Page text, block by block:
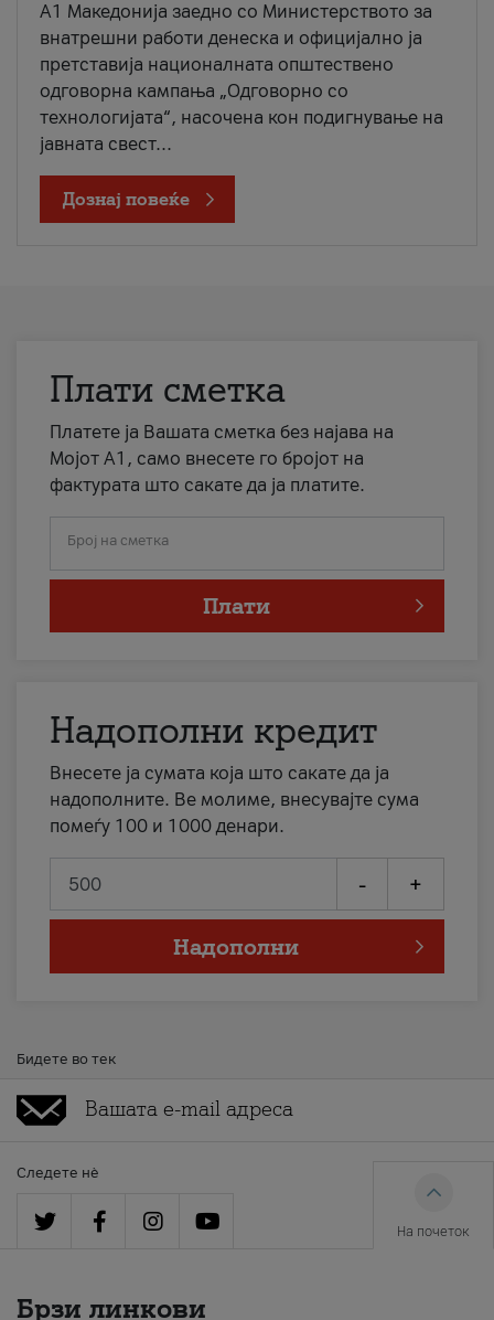
A1 Македонија заедно со Министерството за
внатрешни работи денеска и официјално ја
претставија националната општествено
одговорна кампања „Одговорно со
технологијата“, насочена кон подигнување на
јавната свест...
Дознај повеќе
Плати сметка
Платете ја Вашата сметка без најава на
Мојот А1, само внесете го бројот на
фактурата што сакате да ја платите.
Број на сметка
Плати
Надополни кредит
Внесете ја сумата која што сакате да ја
надополните. Ве молиме, внесувајте сума
помеѓу 100 и 1000 денари.
- +
Надополни
Бидете во тек
Следете нè
На почеток
Брзи линкови